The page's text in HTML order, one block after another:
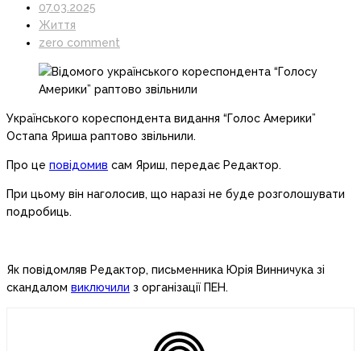
07.03.2025
Життя
zero comment
Українського кореспондента видання “Голос Америки”
Остапа Яриша раптово звільнили.
Про це повідомив сам Яриш, передає Редактор.
При цьому він наголосив, що наразі не буде розголошувати
подробиць.
Як повідомляв Редактор, письменника Юрія Винничука зі
скандалом виключили з організації ПЕН.